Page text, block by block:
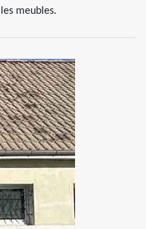
meubles.